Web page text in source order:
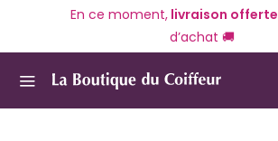
En ce moment,livraison offerte
d’achat 🚚